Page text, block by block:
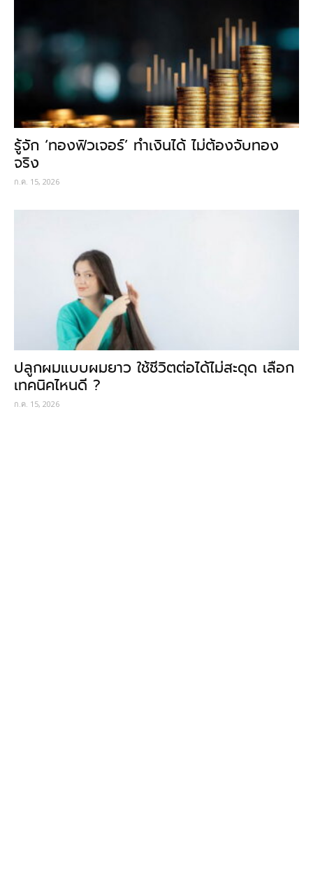
รู้จัก ‘ทองฟิวเจอร์’ ทำเงินได้ ไม่ต้องจับทอง
จริง
ก.ค. 15, 2026
ปลูกผมแบบผมยาว ใช้ชีวิตต่อได้ไม่สะดุด เลือก
เทคนิคไหนดี ?
ก.ค. 15, 2026